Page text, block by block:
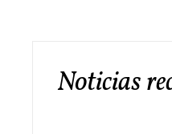
Noticias